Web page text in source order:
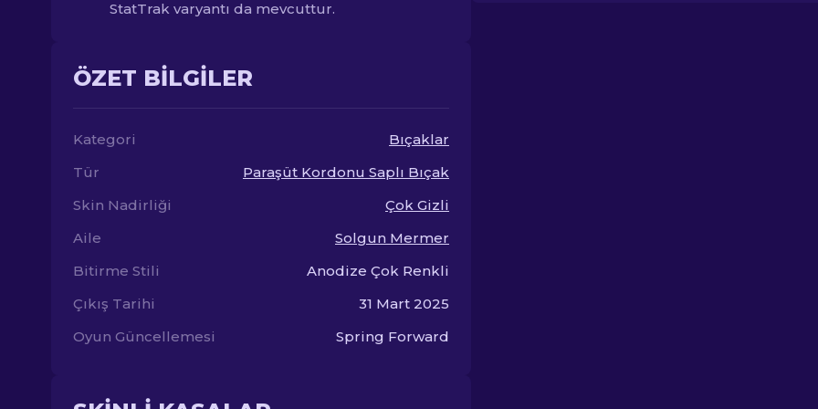
StatTrak varyantı da mevcuttur.
ÖZET BILGILER
Kategori
Bıçaklar
Tür
Paraşüt Kordonu Saplı Bıçak
Skin Nadirliği
Çok Gizli
Aile
Solgun Mermer
Bitirme Stili
Anodize Çok Renkli
Çıkış Tarihi
31 Mart 2025
Oyun Güncellemesi
Spring Forward